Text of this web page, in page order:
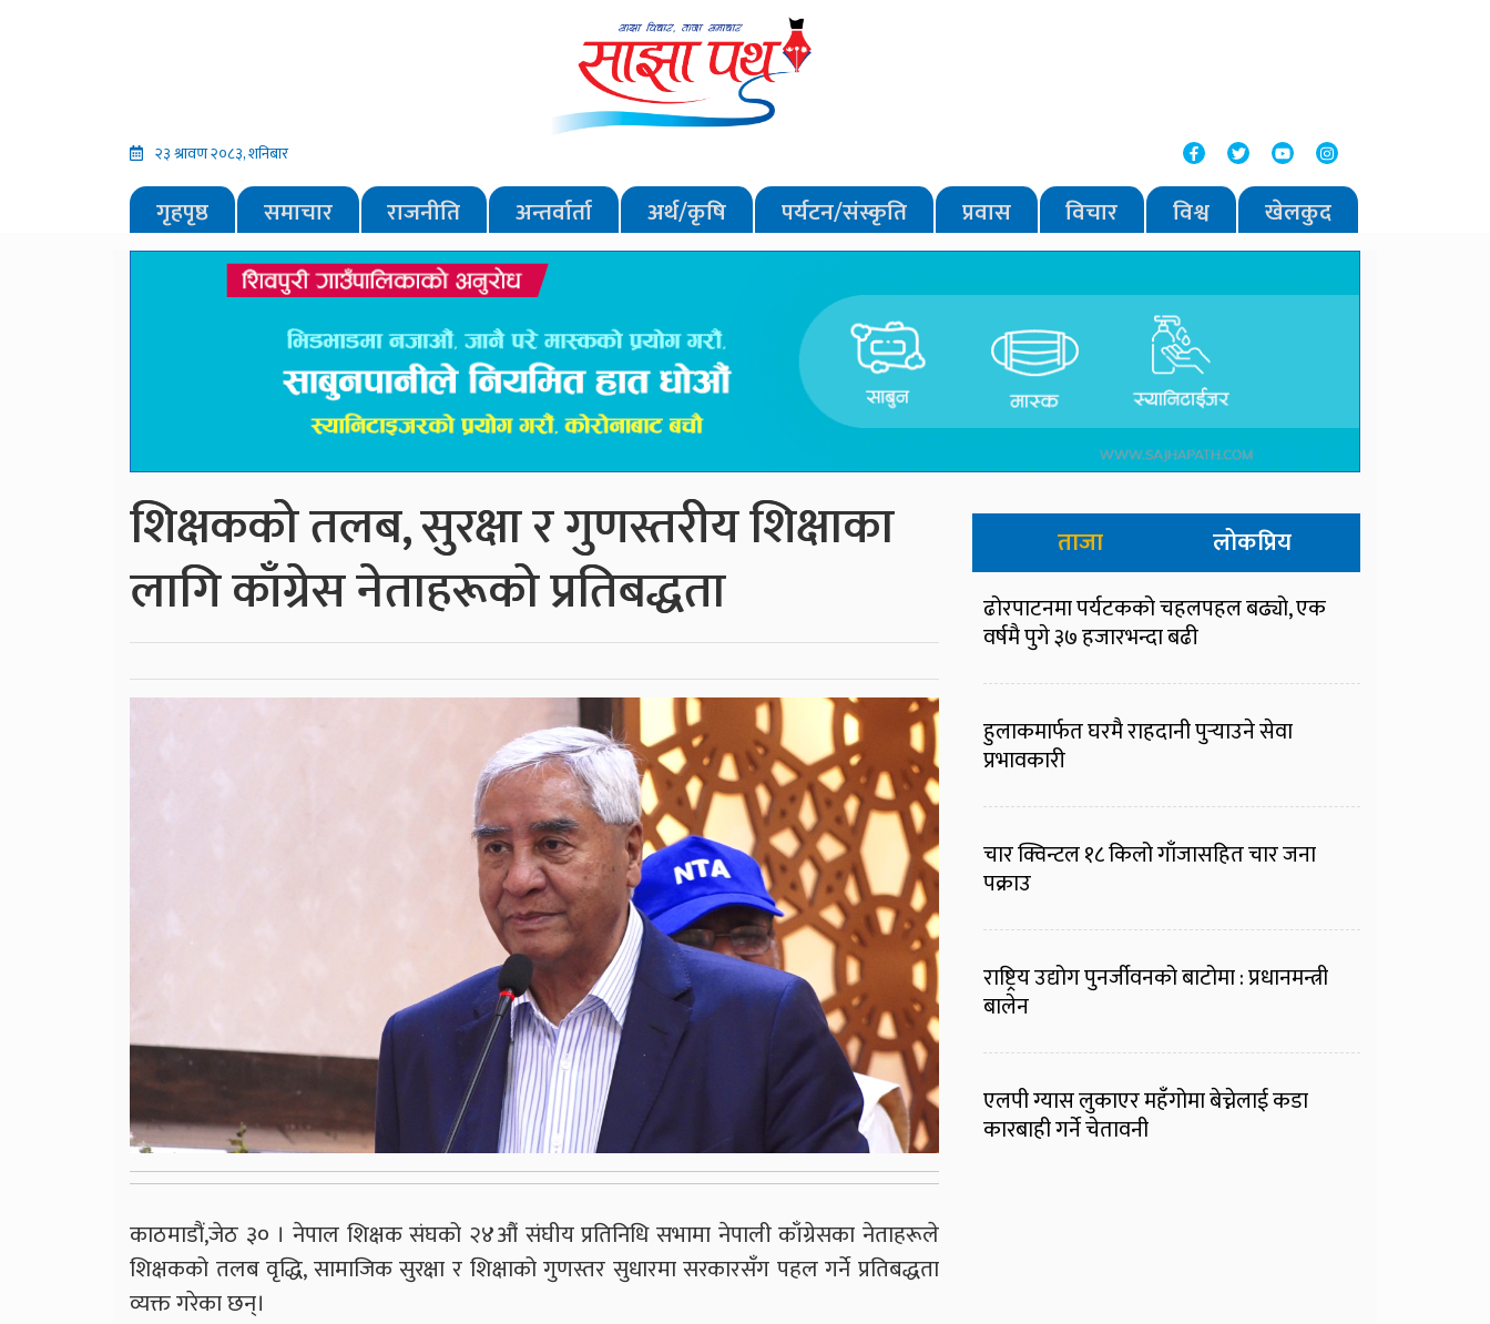
२३ श्रावण २०८३, शनिबार
गृहपृष्ठ समाचार राजनीति अन्तर्वार्ता अर्थ/कृषि पर्यटन/संस्कृति प्रवास विचार विश्व खेलकुद
शिक्षकको तलब, सुरक्षा र गुणस्तरीय शिक्षाका
लागि काँग्रेस नेताहरूको प्रतिबद्धता
काठमाडौं,जेठ ३० । नेपाल शिक्षक संघको २४औं संघीय प्रतिनिधि सभामा नेपाली काँग्रेसका नेताहरूले
शिक्षकको तलब वृद्धि, सामाजिक सुरक्षा र शिक्षाको गुणस्तर सुधारमा सरकारसँग पहल गर्ने प्रतिबद्धता
व्यक्त गरेका छन्।
ताजा लोकप्रिय
ढोरपाटनमा पर्यटकको चहलपहल बढ्यो, एक
वर्षमै पुगे ३७ हजारभन्दा बढी
हुलाकमार्फत घरमै राहदानी पुर्‍याउने सेवा
प्रभावकारी
चार क्विन्टल १८ किलो गाँजासहित चार जना
पक्राउ
राष्ट्रिय उद्योग पुनर्जीवनको बाटोमा : प्रधानमन्त्री
बालेन
एलपी ग्यास लुकाएर महँगोमा बेच्नेलाई कडा
कारबाही गर्ने चेतावनी